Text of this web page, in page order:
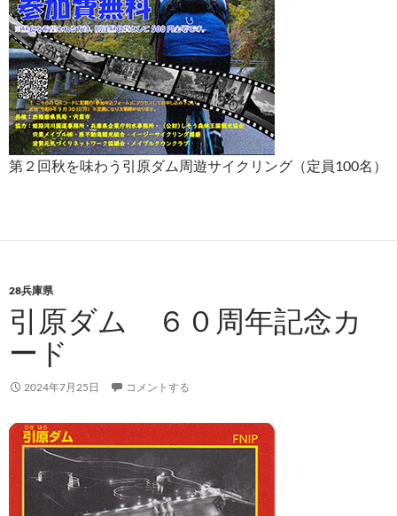
第２回秋を味わう引原ダム周遊サイクリング（定員100名）
28兵庫県
引原ダム ６０周年記念カ
ード
2024年7月25日 コメントする